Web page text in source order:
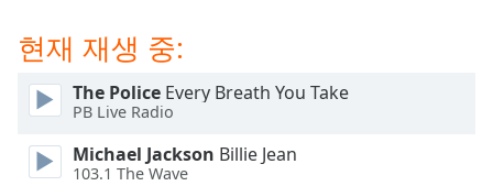
window.
Escape
cancel
close
현재 재생 중:
The Police Every Breath You Take
PB Live Radio
Michael Jackson Billie Jean
103.1 The Wave